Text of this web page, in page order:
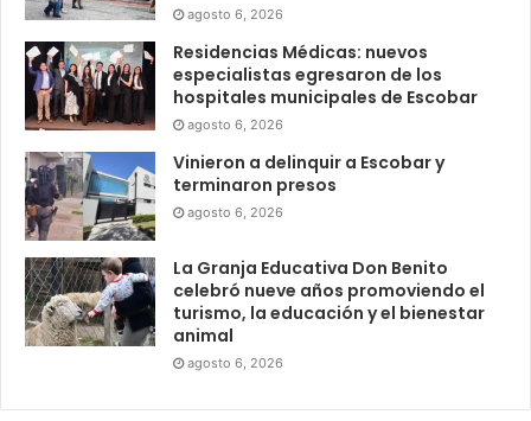
agosto 6, 2026
Residencias Médicas: nuevos
especialistas egresaron de los
hospitales municipales de Escobar
agosto 6, 2026
Vinieron a delinquir a Escobar y
terminaron presos
agosto 6, 2026
La Granja Educativa Don Benito
celebró nueve años promoviendo el
turismo, la educación y el bienestar
animal
agosto 6, 2026